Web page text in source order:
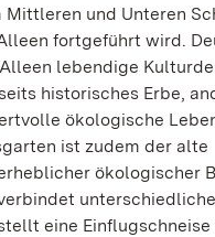
Mittleren und Unteren
fortgeführt wird.
lebendige
historisches Erbe,
ökologische
ist zudem der alte
ökologischer
unterschiedliche
eine Einflugschneise